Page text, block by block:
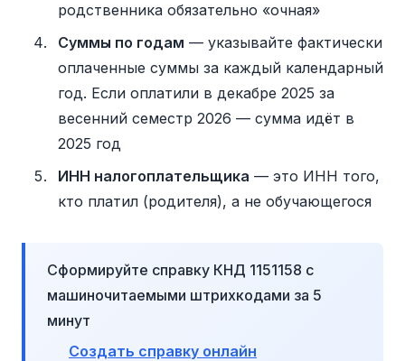
родственника обязательно «очная»
Суммы по годам — указывайте фактически
оплаченные суммы за каждый календарный
год. Если оплатили в декабре 2025 за
весенний семестр 2026 — сумма идёт в
2025 год
ИНН налогоплательщика — это ИНН того,
кто платил (родителя), а не обучающегося
Сформируйте справку КНД 1151158 с
машиночитаемыми штрихкодами за 5
минут
Создать справку онлайн